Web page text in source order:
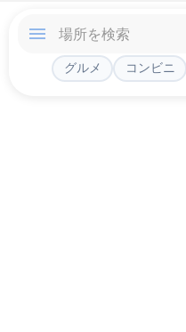
グルメ コンビニ